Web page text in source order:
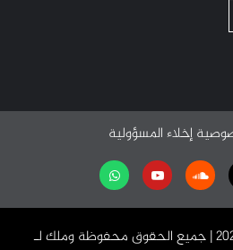
إخلاء المسؤولية
Soundcloud
Youtubeتابعنا
حقوق النشر ©️ 2009 - 2024 | جميع الحقوق محفوظة وملك لـ